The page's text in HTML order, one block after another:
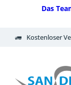
Das
Kostenloser